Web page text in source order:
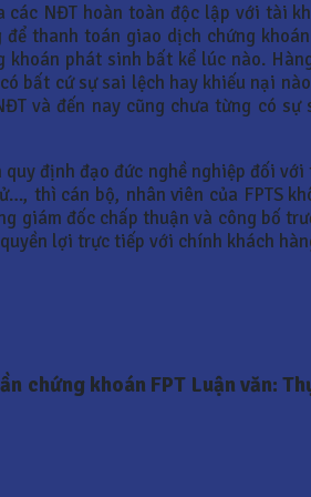
NĐT hoàn toàn độc lập với tài
thanh toán giao dịch chứng
phát sinh bất kể lúc nào.
bất cứ sự sai lệch hay khiếu nại
và đến nay cũng chưa từng có
định đạo đức nghề nghiệp đối với
thì cán bộ, nhân viên của FPTS
giám đốc chấp thuận và công bố
lợi trực tiếp với chính khách
chứng khoán FPT Luận văn: